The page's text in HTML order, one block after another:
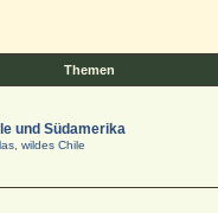
Themen
und Südamerika
wildes Chile